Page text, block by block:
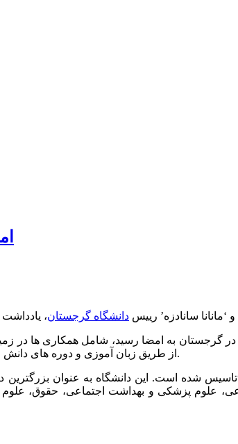
سانادزه’ رییس دانشگاه گرجستان
گرجستان به امضا رسید، شامل همکاری ها در
از طریق زبان آموزی و دوره های دانش افزایی زبان و ادبیات فارسی و همچنین پرورش ایران شناسان متخصص در سطوح عالی می باشد.
علوم پزشکی و بهداشت اجتماعی، حقوق،